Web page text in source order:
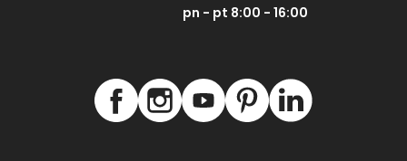
pn - pt 8:00 - 16:00